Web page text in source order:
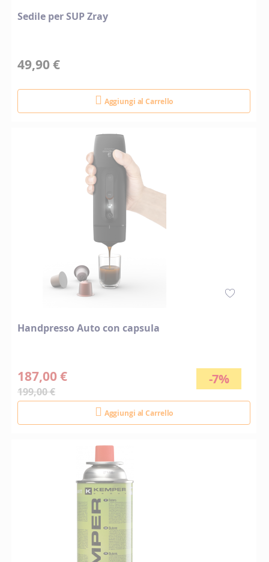
Sedile per SUP Zray
49,90 €
Aggiungi al Carrello
Handpresso Auto con capsula
-7%
187,00 €
199,00 €
Aggiungi al Carrello